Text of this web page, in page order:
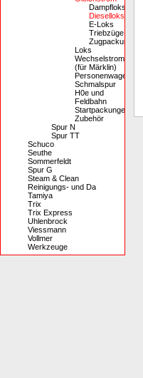
Dampfloks
Dieselloks
E-Loks
Triebzüge
Zugpackungen
Loks
Wechselstrom
(für Märklin)
Personenwagen
Schmalspur
H0e und
Feldbahn
Startpackungen
Zubehör
Spur N
Spur TT
Schuco
Seuthe
Sommerfeldt
Spur G
Steam & Clean
Reinigungs- und Da
Tamiya
Trix
Trix Express
Uhlenbrock
Viessmann
Vollmer
Werkzeuge